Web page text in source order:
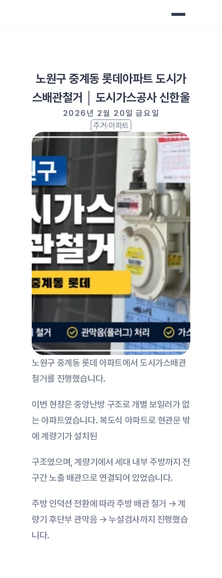
노원구 중계동 롯데아파트 도시가
스배관철거 │ 도시가스공사 신한울
2026년 2월 20일 금요일
주거·아파트
노원구 중계동 롯데 아파트에서 도시가스배관
철거를 진행했습니다.
이번 현장은 중앙난방 구조로 개별 보일러가 없
는 아파트였습니다. 복도식 아파트로 현관문 밖
에 계량기가 설치된
구조였으며, 계량기에서 세대 내부 주방까지 전
구간 노출 배관으로 연결되어 있었습니다.
주방 인덕션 전환에 따라 주방 배관 철거 → 계
량기 후단부 관막음 → 누설검사까지 진행했습
니다.